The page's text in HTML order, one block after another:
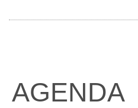
AGENDA